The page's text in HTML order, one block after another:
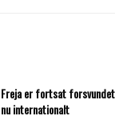
Freja er fortsat
nu internationalt